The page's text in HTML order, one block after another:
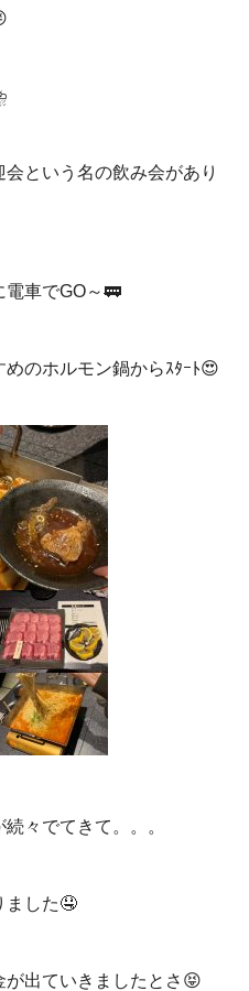
という名の飲み会があり
車でGO～🚃
のホルモン鍋からｽﾀｰﾄ😍
々でてきて。。。
ました🤤
出ていきましたとさ😝